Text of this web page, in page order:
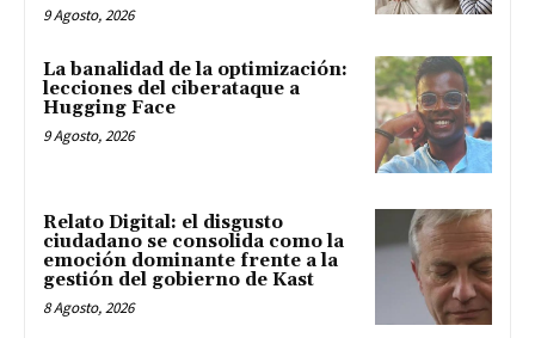
9 Agosto, 2026
La banalidad de la optimización:
lecciones del ciberataque a
Hugging Face
9 Agosto, 2026
Relato Digital: el disgusto
ciudadano se consolida como la
emoción dominante frente a la
gestión del gobierno de Kast
8 Agosto, 2026